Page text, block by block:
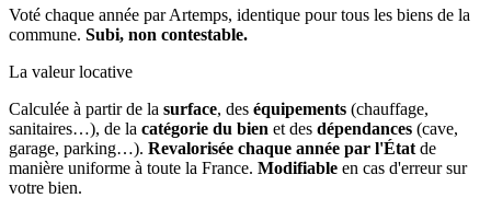
Voté chaque année par Artemps, identique pour tous les biens de la
commune. Subi, non contestable.
La valeur locative
Calculée à partir de la surface, des équipements (chauffage,
sanitaires…), de la catégorie du bien et des dépendances (cave,
garage, parking…). Revalorisée chaque année par l'État de
manière uniforme à toute la France. Modifiable en cas d'erreur sur
votre bien.